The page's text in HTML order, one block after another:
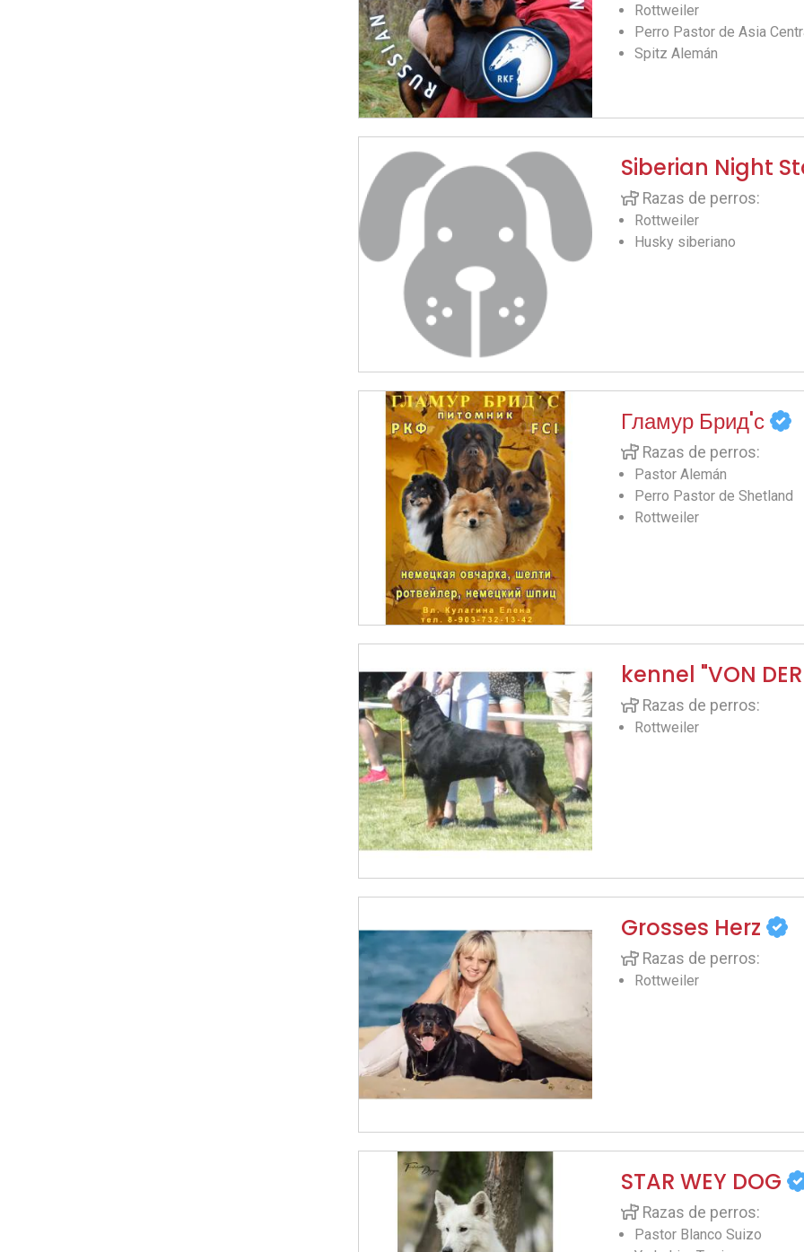
Rottweiler
Perro Pastor de Asia
Spitz Alemán
Siberian Night
Razas de perros:
Rottweiler
Husky siberiano
Гламур Брид'с
Razas de perros:
Pastor Alemán
Perro Pastor de Shetland
Rottweiler
kennel "VON
Razas de perros:
Rottweiler
Grosses Herz
Razas de perros:
Rottweiler
STAR WEY DOG
Razas de perros:
Pastor Blanco Suizo